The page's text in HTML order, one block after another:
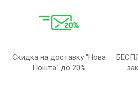
Скидка на доставку "Нова
Пошта" до 20%